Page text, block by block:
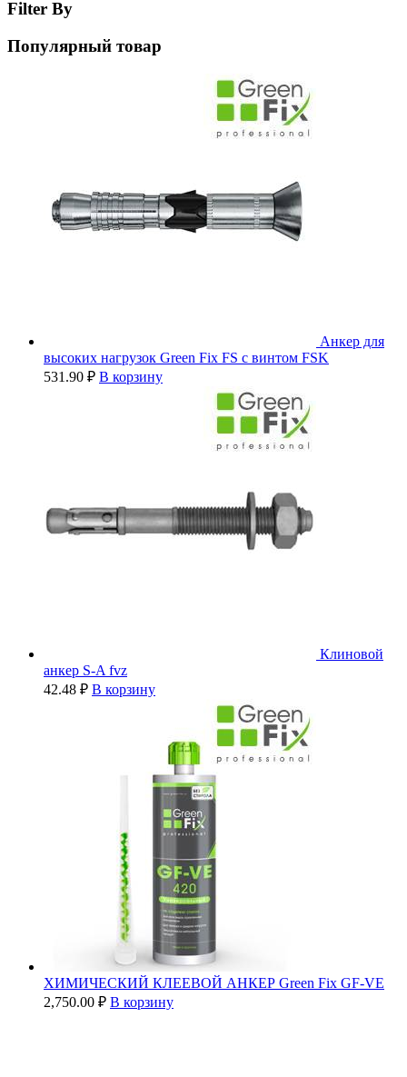
Filter By
Популярный товар
Анкер для
высоких нагрузок Green Fix FS с винтом FSK
531.90 ₽ В корзину
Клиновой
анкер S-A fvz
42.48 ₽ В корзину
ХИМИЧЕСКИЙ КЛЕЕВОЙ АНКЕР Green Fix GF-VE
2,750.00 ₽ В корзину